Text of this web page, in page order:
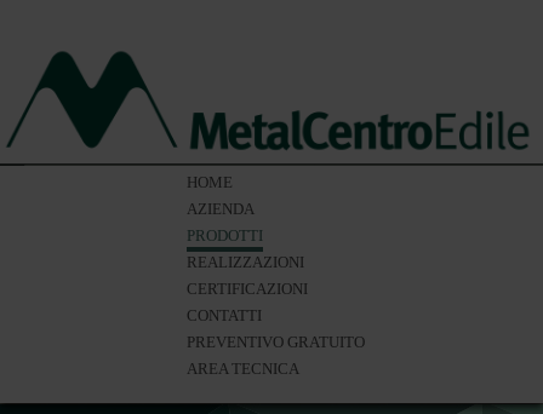
HOME
AZIENDA
PRODOTTI
REALIZZAZIONI
CERTIFICAZIONI
CONTATTI
PREVENTIVO GRATUITO
AREA TECNICA